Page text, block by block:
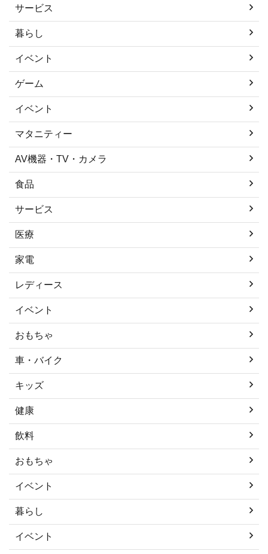
サービス
暮らし
イベント
ゲーム
イベント
マタニティー
AV機器・TV・カメラ
食品
サービス
医療
家電
レディース
イベント
おもちゃ
車・バイク
キッズ
健康
飲料
おもちゃ
イベント
暮らし
イベント